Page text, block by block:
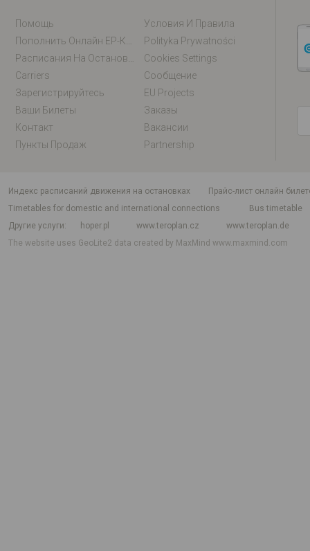
Помощь
Условия И Правила
Polityka Prywatności
Cookies Settings
Carriers
Сообщение
Зарегистрируйтесь
EU Projects
Ваши Билеты
Заказы
Контакт
Вакансии
Пункты Продаж
Partnership
индекс расписаний движения на остановках
Прайс-лист онлайн
Timetables for domestic and international connections
Bus timetable
Другие услуги
hoper.pl www.teroplan.cz
www.teroplan.de
The website uses GeoLite2 data created by MaxMindwww.maxmind.com